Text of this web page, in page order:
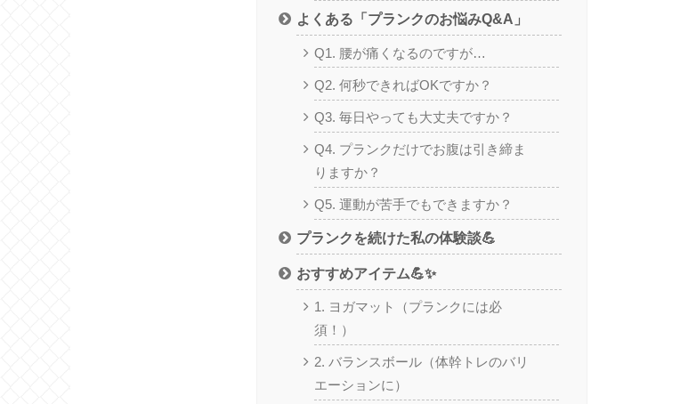
よくある「プランクのお悩みQ&A」
Q1. 腰が痛くなるのですが…
Q2. 何秒できればOKですか？
Q3. 毎日やっても大丈夫ですか？
Q4. プランクだけでお腹は引き締ま
りますか？
Q5. 運動が苦手でもできますか？
プランクを続けた私の体験談💪
おすすめアイテム💪✨
1. ヨガマット（プランクには必
須！）
2. バランスボール（体幹トレのバリ
エーションに）